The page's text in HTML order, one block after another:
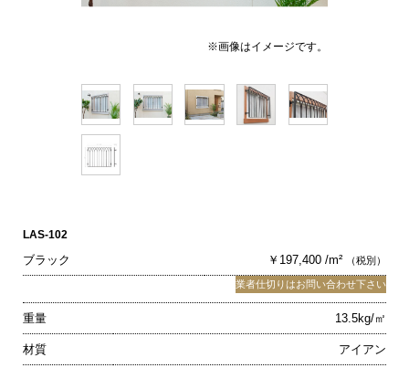
※画像はイメージです。
LAS-102
ブラック ￥197,400 /m² （税別）
業者仕切りはお問い合わせ下さい
重量 13.5kg/㎡
材質 アイアン